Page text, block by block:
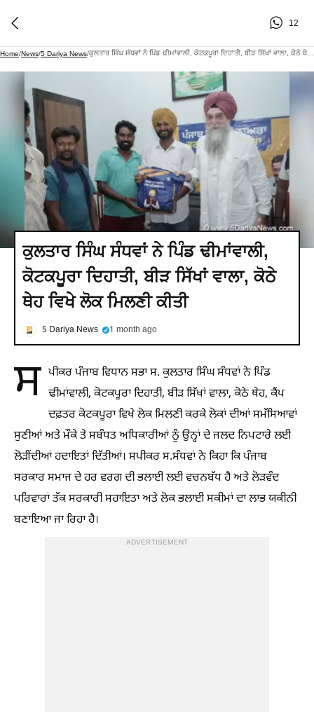
12
Home/News/5 Dariya News/ ਕੁਲਤਾਰ ਸਿੰਘ ਸੰਧਵਾਂ ਨੇ ਪਿੰਡ ਢੀਮਾਂਵਾਲੀ, ਕੋਟਕਪੂਰਾ ਦਿਹਾਤੀ, ਬੀੜ ਸਿੱਖਾਂ ਵਾਲਾ, ਕੋਠੇ ਥੇਹ ਵਿਖੇ ਲੋਕ ਮਿਲਣੀ ਕੀਤੀ
ਕੁਲਤਾਰ ਸਿੰਘ ਸੰਧਵਾਂ ਨੇ ਪਿੰਡ ਢੀਮਾਂਵਾਲੀ,
ਕੋਟਕਪੂਰਾ ਦਿਹਾਤੀ, ਬੀੜ ਸਿੱਖਾਂ ਵਾਲਾ, ਕੋਠੇ
ਥੇਹ ਵਿਖੇ ਲੋਕ ਮਿਲਣੀ ਕੀਤੀ
5 Dariya News 1 month ago
ਸ ਪੀਕਰ ਪੰਜਾਬ ਵਿਧਾਨ ਸਭਾ ਸ. ਕੁਲਤਾਰ ਸਿੰਘ ਸੰਧਵਾਂ ਨੇ ਪਿੰਡ
ਢੀਮਾਂਵਾਲੀ, ਕੋਟਕਪੂਰਾ ਦਿਹਾਤੀ, ਬੀੜ ਸਿੱਖਾਂ ਵਾਲਾ, ਕੋਠੇ ਥੇਹ, ਕੈਂਪ
ਦਫ਼ਤਰ ਕੋਟਕਪੂਰਾ ਵਿਖੇ ਲੋਕ ਮਿਲਣੀ ਕਰਕੇ ਲੋਕਾਂ ਦੀਆਂ ਸਮੱਸਿਆਵਾਂ
ਸੁਣੀਆਂ ਅਤੇ ਮੌਕੇ ਤੇ ਸਬੰਧਤ ਅਧਿਕਾਰੀਆਂ ਨੂੰ ਉਨ੍ਹਾਂ ਦੇ ਜਲਦ ਨਿਪਟਾਰੇ ਲਈ
ਲੋੜੀਂਦੀਆਂ ਹਦਾਇਤਾਂ ਦਿੱਤੀਆਂ। ਸਪੀਕਰ ਸ.ਸੰਧਵਾਂ ਨੇ ਕਿਹਾ ਕਿ ਪੰਜਾਬ
ਸਰਕਾਰ ਸਮਾਜ ਦੇ ਹਰ ਵਰਗ ਦੀ ਭਲਾਈ ਲਈ ਵਚਨਬੱਧ ਹੈ ਅਤੇ ਲੋੜਵੰਦ
ਪਰਿਵਾਰਾਂ ਤੱਕ ਸਰਕਾਰੀ ਸਹਾਇਤਾ ਅਤੇ ਲੋਕ ਭਲਾਈ ਸਕੀਮਾਂ ਦਾ ਲਾਭ ਯਕੀਨੀ
ਬਣਾਇਆ ਜਾ ਰਿਹਾ ਹੈ।
ADVERTISEMENT